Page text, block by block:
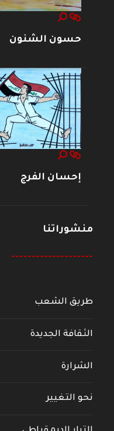
حسون الشنون
إحسان الفرج
منشوراتنا
--------------------
طريق الشعب
الثقافة الجديدة
الشرارة
نحو التغيير